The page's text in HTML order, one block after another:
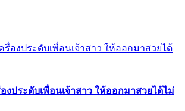
องประดับเพื่อนเจ้าสาว ให้ออกมาสวยได้ไม่